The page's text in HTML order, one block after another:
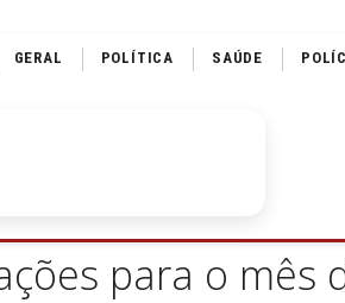
GERAL POLÍTICA SAÚDE
para o mês